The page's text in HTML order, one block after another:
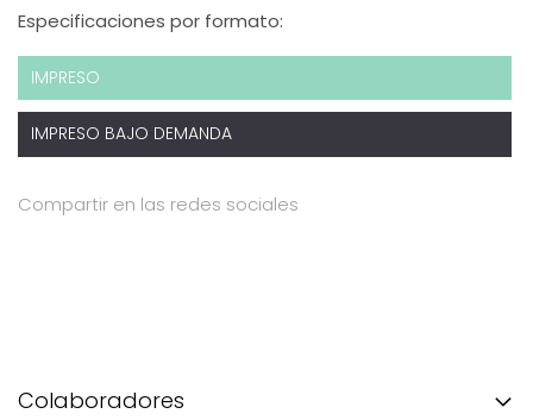
Especificaciones por formato:
IMPRESO
IMPRESO BAJO DEMANDA
Compartir en las redes sociales
Colaboradores